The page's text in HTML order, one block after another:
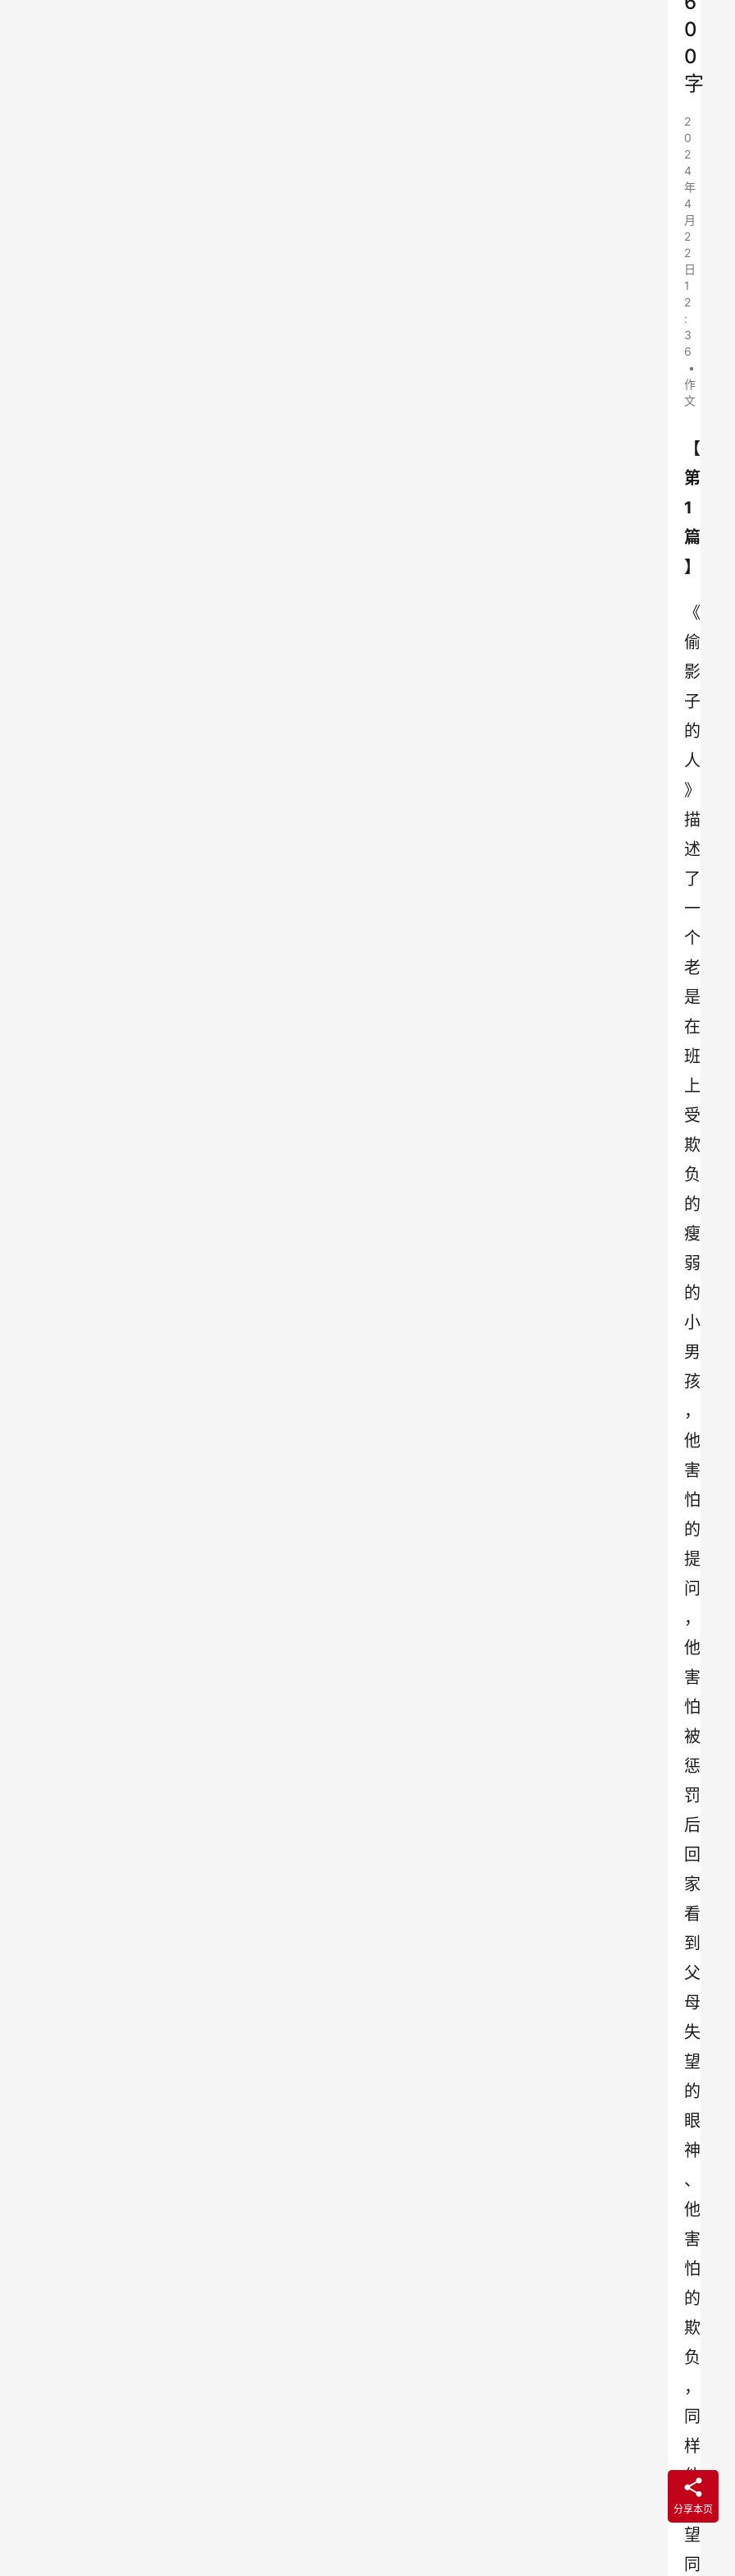
0
0
字
2
0
2
4
年
4
月
2
2
日
1
2
:
3
6
•
作
文
【
第
1
篇
】
《
偷
影
子
的
人
》
描
述
了
一
个
老
是
在
班
上
受
欺
负
的
瘦
弱
的
小
男
孩
，
他
害
怕
的
提
问
，
他
害
怕
被
惩
罚
后
回
家
看
到
父
母
失
望
的
眼
神
、
他
害
怕
的
欺
负
，
同
样
他
渴
望
同
分享本页